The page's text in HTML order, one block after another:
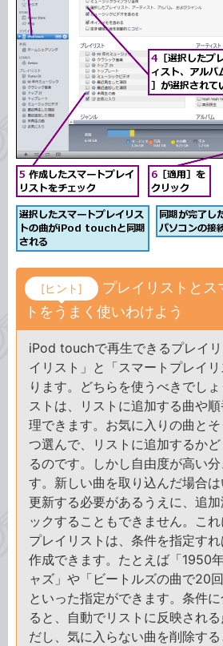
[ヒント]
プレイリストとス
トをうまく使いわけよう
iPod touchで再生できるプレイ
イリスト」と「スマートプレイ
ります。どちらを使うべきでし
ストは、リストに追加する曲や
理できます。お気に入りの曲と
つ選んで、リストに追加するか
るのです。しかし自由度が高い
す。新しい曲を取り込んだ場合
更新する必要があるうえに、追
ックすることもできません。こ
プレイリストは、条件を指定す
作成できます。たとえば「1950
ャズ」や「ビートルズの曲で20
といった指定ができます。条件
ると、自動でリストに反映され
だし、気に入らない曲を削除す